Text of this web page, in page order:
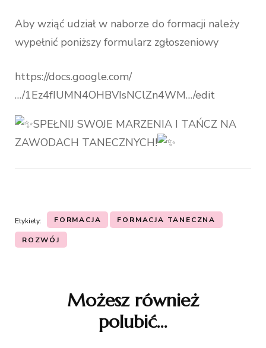
Aby wziąć udział w naborze do formacji należy
wypełnić poniższy formularz zgłoszeniowy
https://docs.google.com/
…/1Ez4fIUMN4OHBVIsNClZn4WM…/edit
SPEŁNIJ SWOJE MARZENIA I TAŃCZ NA
ZAWODACH TANECZNYCH!
Etykiety: FORMACJA FORMACJA TANECZNA
ROZWÓJ
Możesz również
polubić…